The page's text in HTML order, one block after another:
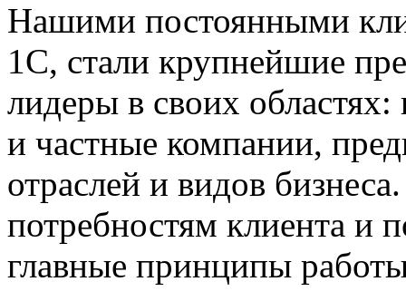
Нашими постоянными
1С, стали крупнейшие
лидеры в своих областях:
и частные компании,
отраслей и видов
потребностям клиента и
главные принципы